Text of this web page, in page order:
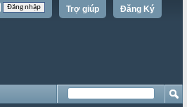
Đăng Ký
Trợ giúp